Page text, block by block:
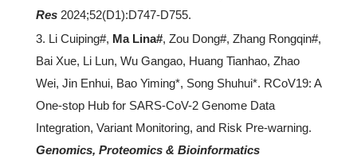
Res 2024;52(D1):D747-D755.
3. Li Cuiping#, Ma Lina#, Zou Dong#, Zhang Rongqin#,
Bai Xue, Li Lun, Wu Gangao, Huang Tianhao, Zhao
Wei, Jin Enhui, Bao Yiming*, Song Shuhui*. RCoV19: A
One-stop Hub for SARS-CoV-2 Genome Data
Integration, Variant Monitoring, and Risk Pre-warning.
Genomics, Proteomics & Bioinformatics